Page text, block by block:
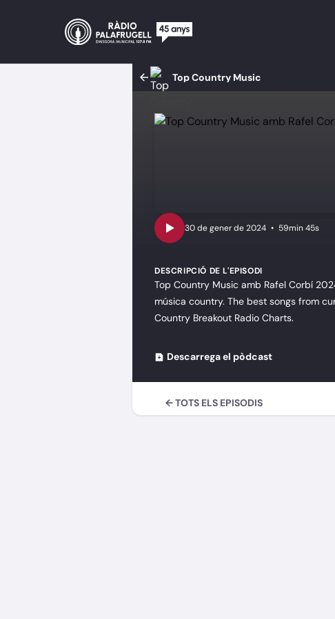
Top Country Music
• 59min 45s
DESCRIPCIÓ DE L'EPISODI
Top Country Music amb Rafel Corbí
música country. The best songs from
Country Breakout Radio Charts.
Descarrega el pòdcast
← TOTS ELS EPISODIS